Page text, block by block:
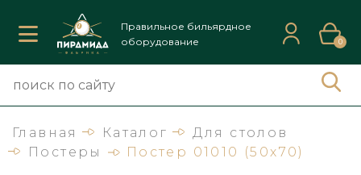
Правильное бильярдное
оборудование
0
Главная Каталог
Для столов
Постеры
Постер 01010 (50х70)